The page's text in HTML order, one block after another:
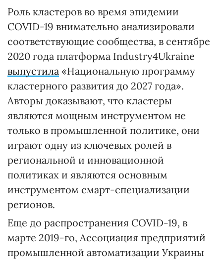
Роль кластеров во время эпидемии
COVID-19 внимательно анализировали
соответствующие сообщества, в сентябре
2020 года платформа Industry4Ukraine
выпустила «Национальную программу
кластерного развития до 2027 года».
Авторы доказывают, что кластеры
являются мощным инструментом не
только в промышленной политике, они
играют одну из ключевых ролей в
региональной и инновационной
политиках и являются основным
инструментом смарт-специализации
регионов.
Еще до распространения COVID-19, в
марте 2019-го, Ассоциация предприятий
промышленной автоматизации Украины